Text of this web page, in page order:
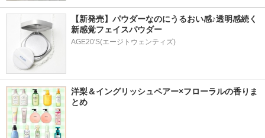
【新発売】パウダーなのにうるおい感♪透明感続く
新感覚フェイスパウダー
AGE20'S(エージトウェンティズ)
洋梨＆イングリッシュペアー×フローラルの香りま
とめ